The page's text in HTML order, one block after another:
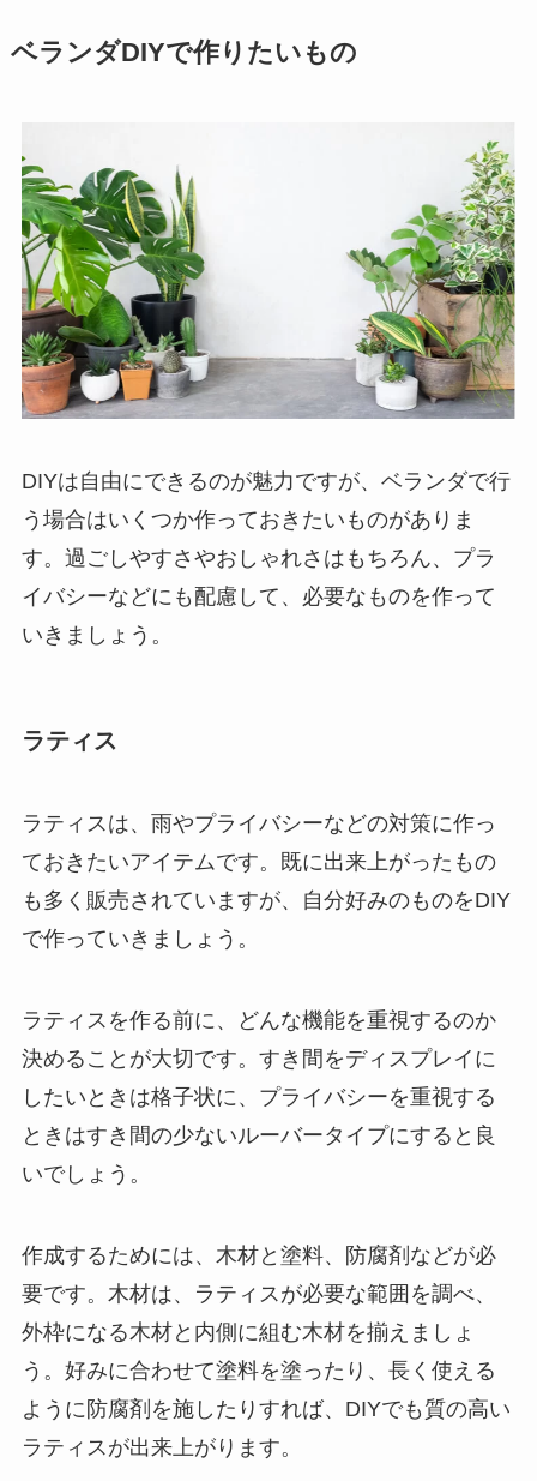
ベランダDIYで作りたいもの
DIYは自由にできるのが魅力ですが、ベランダで行
う場合はいくつか作っておきたいものがありま
す。過ごしやすさやおしゃれさはもちろん、プラ
イバシーなどにも配慮して、必要なものを作って
いきましょう。
ラティス
ラティスは、雨やプライバシーなどの対策に作っ
ておきたいアイテムです。既に出来上がったもの
も多く販売されていますが、自分好みのものをDIY
で作っていきましょう。
ラティスを作る前に、どんな機能を重視するのか
決めることが大切です。すき間をディスプレイに
したいときは格子状に、プライバシーを重視する
ときはすき間の少ないルーバータイプにすると良
いでしょう。
作成するためには、木材と塗料、防腐剤などが必
要です。木材は、ラティスが必要な範囲を調べ、
外枠になる木材と内側に組む木材を揃えましょ
う。好みに合わせて塗料を塗ったり、長く使える
ように防腐剤を施したりすれば、DIYでも質の高い
ラティスが出来上がります。